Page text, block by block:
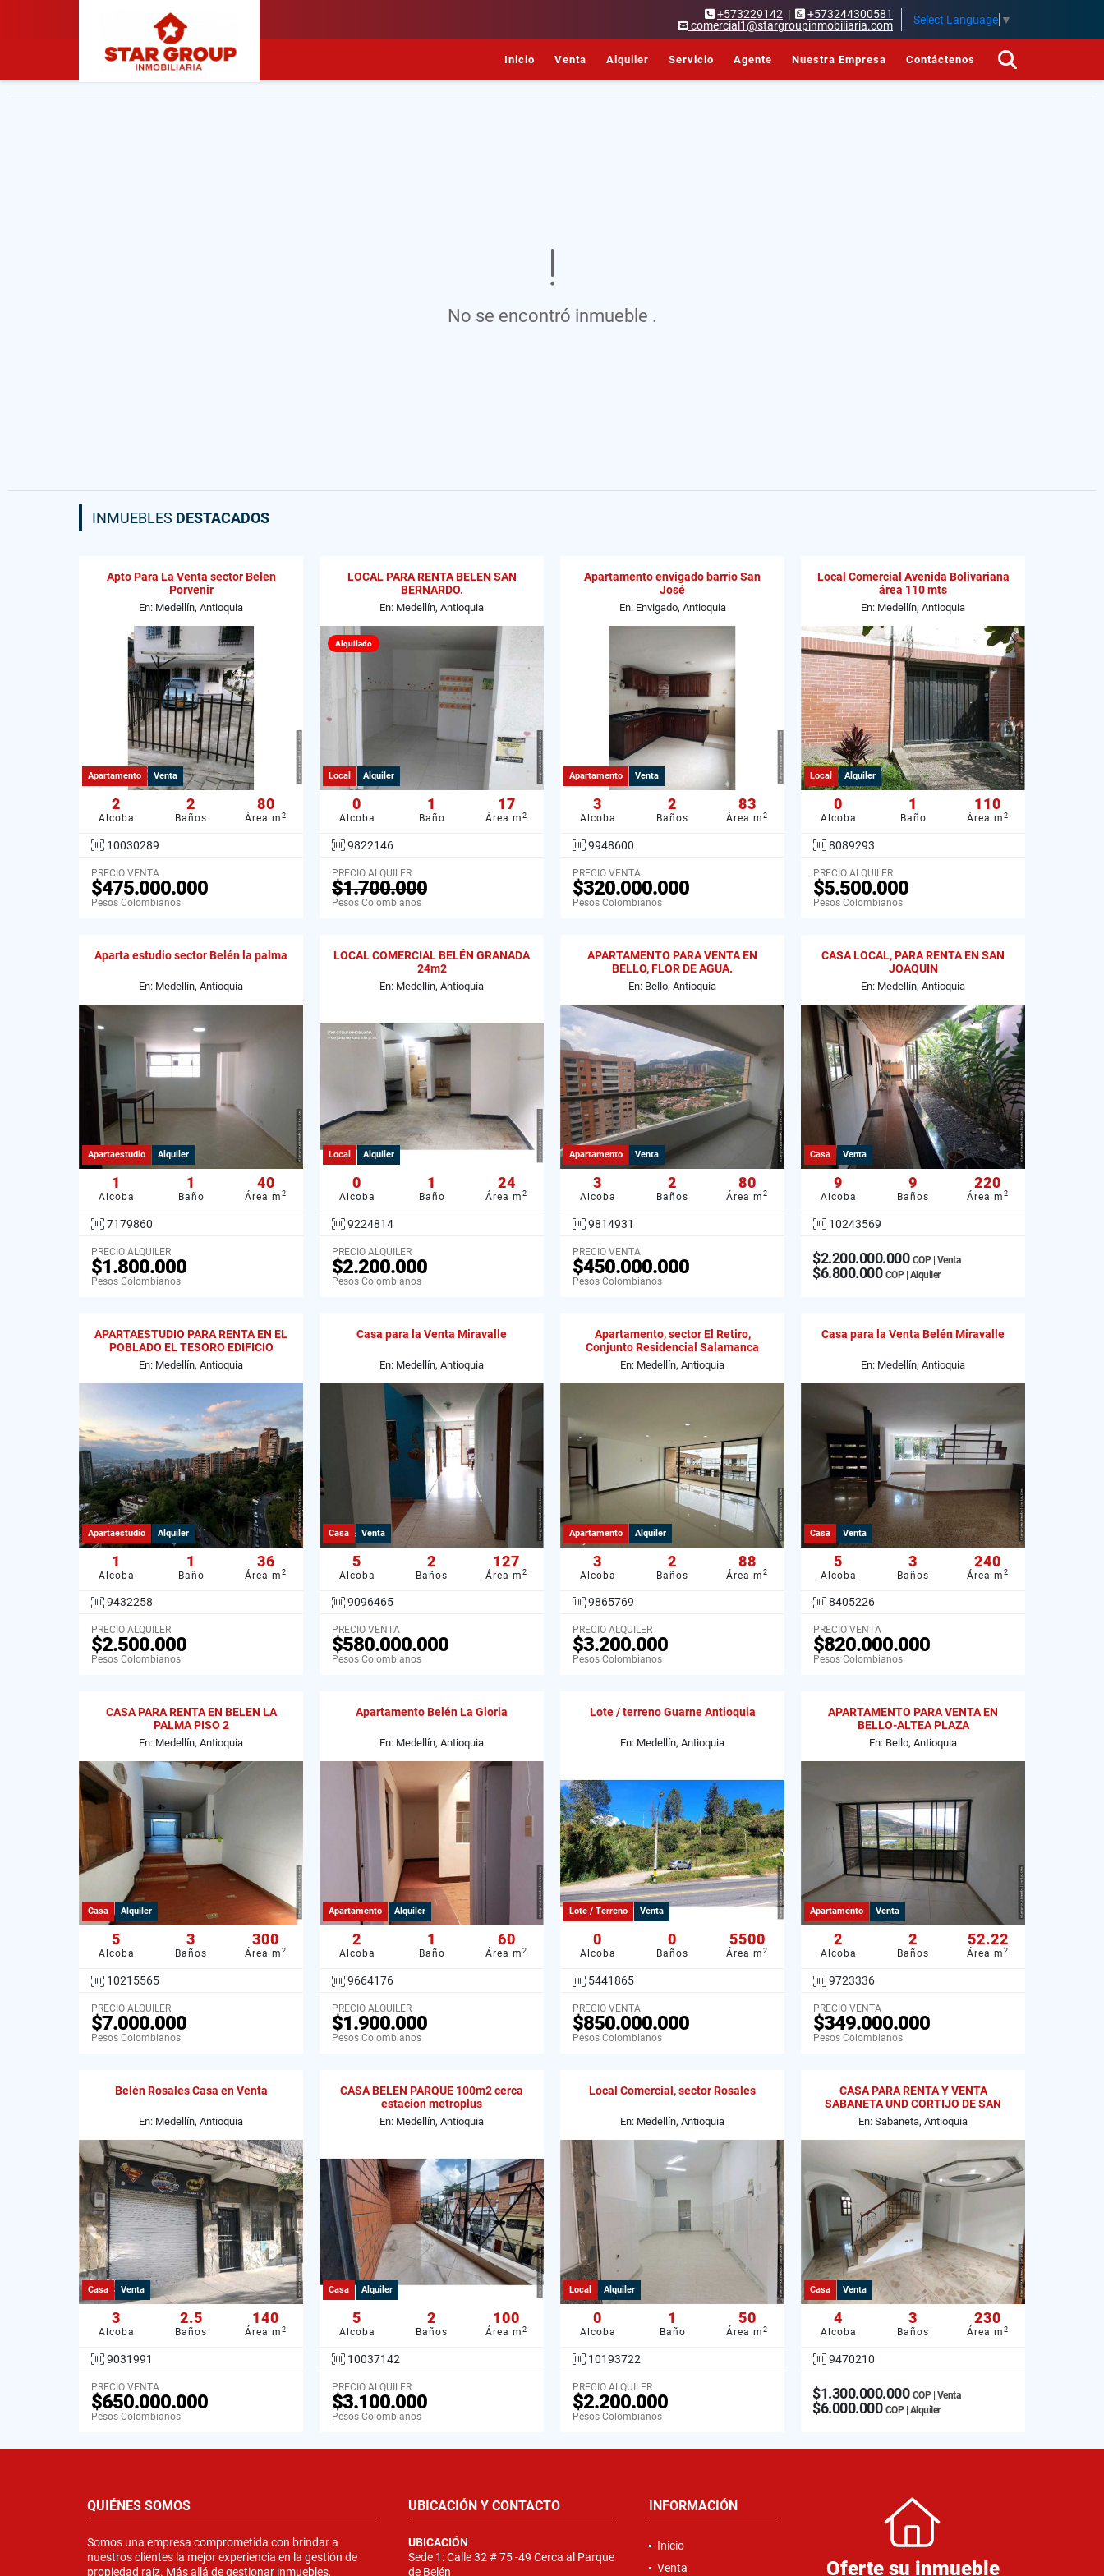
+573229142 |
+573244300581
comercial1@stargroupinmobiliaria.com
Select Language ▼
Inicio Venta Alquiler Servicio Agente Nuestra Empresa Contáctenos
No se encontró inmueble .
INMUEBLES DESTACADOS
Apto Para La Venta sector Belen
Porvenir
En: Medellín, Antioquia
Apartamento Venta
2
Alcoba
2
Baños
80
Área m 2
10030289
PRECIO VENTA
$475.000.000
Pesos Colombianos
LOCAL PARA RENTA BELEN SAN
BERNARDO.
En: Medellín, Antioquia
Alquilado
Local Alquiler
0
Alcoba
1
Baño
17
Área m 2
9822146
PRECIO ALQUILER
$1.700.000
Pesos Colombianos
Apartamento envigado barrio San
José
En: Envigado, Antioquia
Apartamento Venta
3
Alcoba
2
Baños
83
Área m 2
9948600
PRECIO VENTA
$320.000.000
Pesos Colombianos
Local Comercial Avenida Bolivariana
área 110 mts
En: Medellín, Antioquia
Local Alquiler
0
Alcoba
1
Baño
110
Área m 2
8089293
PRECIO ALQUILER
$5.500.000
Pesos Colombianos
Aparta estudio sector Belén la palma
En: Medellín, Antioquia
Apartaestudio Alquiler
1
Alcoba
1
Baño
40
Área m 2
7179860
PRECIO ALQUILER
$1.800.000
Pesos Colombianos
LOCAL COMERCIAL BELÉN GRANADA
24m2
En: Medellín, Antioquia
Local Alquiler
0
Alcoba
1
Baño
24
Área m 2
9224814
PRECIO ALQUILER
$2.200.000
Pesos Colombianos
APARTAMENTO PARA VENTA EN
BELLO, FLOR DE AGUA.
En: Bello, Antioquia
Apartamento Venta
3
Alcoba
2
Baños
80
Área m 2
9814931
PRECIO VENTA
$450.000.000
Pesos Colombianos
CASA LOCAL, PARA RENTA EN SAN
JOAQUIN
En: Medellín, Antioquia
Casa Venta
9
Alcoba
9
Baños
220
Área m 2
10243569
$2.200.000.000 COP | Venta
$6.800.000 COP | Alquiler
APARTAESTUDIO PARA RENTA EN EL
POBLADO EL TESORO EDIFICIO
OSLO.
En: Medellín, Antioquia
Apartaestudio Alquiler
1
Alcoba
1
Baño
36
Área m 2
9432258
PRECIO ALQUILER
$2.500.000
Pesos Colombianos
Casa para la Venta Miravalle
En: Medellín, Antioquia
Casa Venta
5
Alcoba
2
Baños
127
Área m 2
9096465
PRECIO VENTA
$580.000.000
Pesos Colombianos
Apartamento, sector El Retiro,
Conjunto Residencial Salamanca
En: Medellín, Antioquia
Apartamento Alquiler
3
Alcoba
2
Baños
88
Área m 2
9865769
PRECIO ALQUILER
$3.200.000
Pesos Colombianos
Casa para la Venta Belén Miravalle
En: Medellín, Antioquia
Casa Venta
5
Alcoba
3
Baños
240
Área m 2
8405226
PRECIO VENTA
$820.000.000
Pesos Colombianos
CASA PARA RENTA EN BELEN LA
PALMA PISO 2
En: Medellín, Antioquia
Casa Alquiler
5
Alcoba
3
Baños
300
Área m 2
10215565
PRECIO ALQUILER
$7.000.000
Pesos Colombianos
Apartamento Belén La Gloria
En: Medellín, Antioquia
Apartamento Alquiler
2
Alcoba
1
Baño
60
Área m 2
9664176
PRECIO ALQUILER
$1.900.000
Pesos Colombianos
Lote / terreno Guarne Antioquia
En: Medellín, Antioquia
Lote / Terreno Venta
0
Alcoba
0
Baños
5500
Área m 2
5441865
PRECIO VENTA
$850.000.000
Pesos Colombianos
APARTAMENTO PARA VENTA EN
BELLO-ALTEA PLAZA
En: Bello, Antioquia
Apartamento Venta
2
Alcoba
2
Baños
52.22
Área m 2
9723336
PRECIO VENTA
$349.000.000
Pesos Colombianos
Belén Rosales Casa en Venta
En: Medellín, Antioquia
Casa Venta
3
Alcoba
2.5
Baños
140
Área m 2
9031991
PRECIO VENTA
$650.000.000
Pesos Colombianos
CASA BELEN PARQUE 100m2 cerca
estacion metroplus
En: Medellín, Antioquia
Casa Alquiler
5
Alcoba
2
Baños
100
Área m 2
10037142
PRECIO ALQUILER
$3.100.000
Pesos Colombianos
Local Comercial, sector Rosales
En: Medellín, Antioquia
Local Alquiler
0
Alcoba
1
Baño
50
Área m 2
10193722
PRECIO ALQUILER
$2.200.000
Pesos Colombianos
CASA PARA RENTA Y VENTA
SABANETA UND CORTIJO DE SAN
JOSE LOMA SAN JOSE
En: Sabaneta, Antioquia
Casa Venta
4
Alcoba
3
Baños
230
Área m 2
9470210
$1.300.000.000 COP | Venta
$6.000.000 COP | Alquiler
QUIÉNES SOMOS
Somos una empresa comprometida con brindar a
nuestros clientes la mejor experiencia en la gestión de
propiedad raíz. Más allá de gestionar inmuebles,
UBICACIÓN Y CONTACTO
UBICACIÓN
Sede 1: Calle 32 # 75 -49 Cerca al Parque
de Belén
INFORMACIÓN
Inicio
Venta
Oferte su inmueble